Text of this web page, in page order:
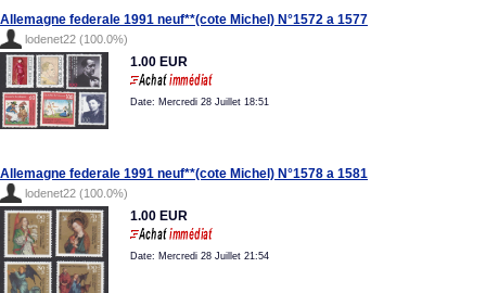
Allemagne federale 1991 neuf**(cote Michel) N°1572 a 1577
lodenet22 (100.0%)
1.00 EUR
Date: Mercredi 28 Juillet 18:51
Allemagne federale 1991 neuf**(cote Michel) N°1578 a 1581
lodenet22 (100.0%)
1.00 EUR
Date: Mercredi 28 Juillet 21:54